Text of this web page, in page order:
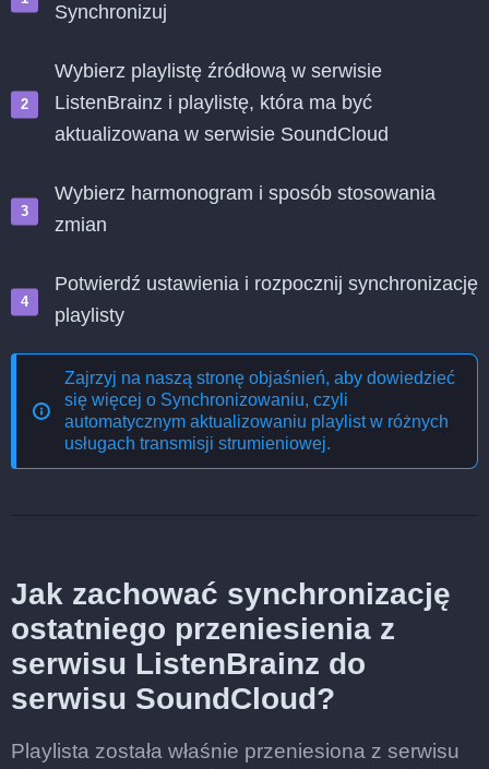
Synchronizuj
Wybierz playlistę źródłową w serwisie
ListenBrainz i playlistę, która ma być
aktualizowana w serwisie SoundCloud
Wybierz harmonogram i sposób stosowania
zmian
Potwierdź ustawienia i rozpocznij synchronizację
playlisty
Zajrzyj na naszą stronę objaśnień, aby dowiedzieć
się więcej o Synchronizowaniu, czyli
automatycznym aktualizowaniu playlist w różnych
usługach transmisji strumieniowej.
Jak zachować synchronizację
ostatniego przeniesienia z
serwisu ListenBrainz do
serwisu SoundCloud?
Playlista została właśnie przeniesiona z serwisu